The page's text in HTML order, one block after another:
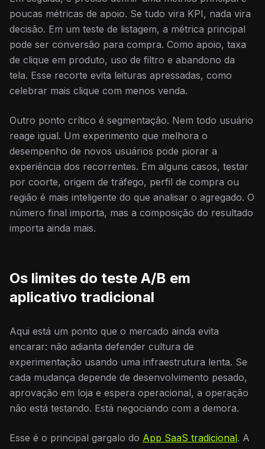
poucas métricas de apoio. Se tudo vira KPI, nada vira
decisão. Em um teste de listagem, a métrica principal
pode ser conversão para compra. Como apoio, taxa
de clique em produto, uso de filtro e abandono da
tela. Esse recorte evita leituras apressadas, como
celebrar mais clique com menos venda.
Outro ponto crítico é segmentação. Nem todo usuário
reage igual. Um experimento que melhora o
desempenho de novos usuários pode piorar a
experiência dos recorrentes. Em alguns casos, testar
por coorte, origem de tráfego, perfil de compra ou
região é mais inteligente do que analisar o agregado. O
número final importa, mas a composição do resultado
importa ainda mais.
Os limites do teste A/B em
aplicativo tradicional
Aqui está um ponto que o mercado ainda evita
encarar: não adianta defender cultura de
experimentação usando uma infraestrutura lenta. Se
cada mudança depende de desenvolvimento pesado,
aprovação em loja e espera operacional, a operação
não está testando. Está negociando com a demora.
Esse é o principal gargalo do App SaaS tradicional. A